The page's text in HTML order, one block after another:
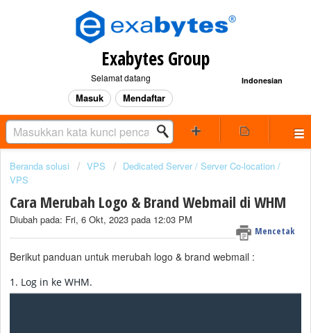
Exabytes Group
Indonesian
Selamat datang
Masuk Mendaftar
Beranda solusi VPS
Dedicated Server / Server Co-location /
VPS
Cara Merubah Logo & Brand Webmail di WHM
Mencetak
Diubah pada: Fri, 6 Okt, 2023 pada 12:03 PM
Berikut panduan untuk merubah logo & brand webmail :
1. Log in ke WHM.